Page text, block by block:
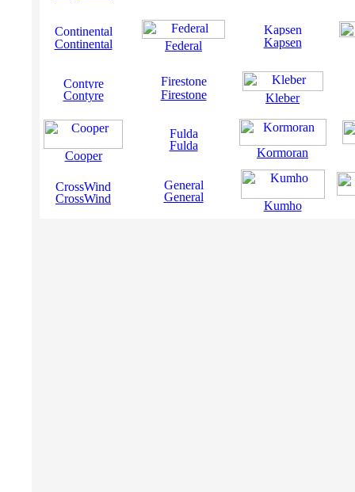
Continental
Contyre
Cooper
CrossWind
Federal
Firestone
Fulda
General
Kapsen
Kleber
Kormoran
Kumho